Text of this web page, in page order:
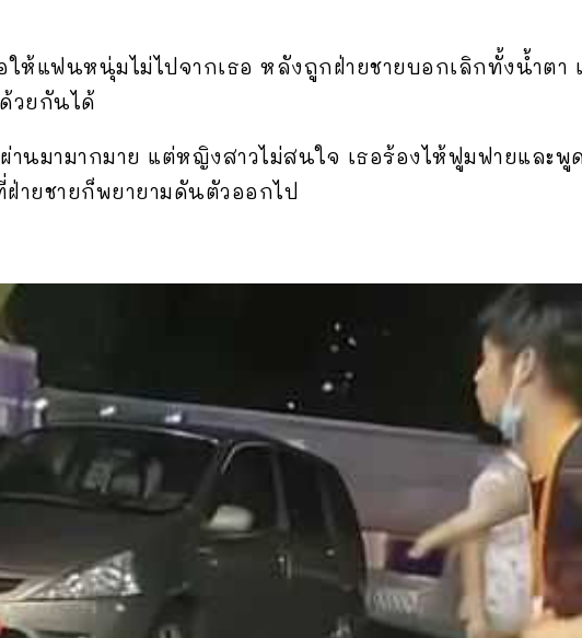
ห้แฟนหนุ่มไม่ไปจากเธอ หลังถูกฝ่ายชายบอกเลิกทั้งน้ำตา
วยกันได้
นมามากมาย แต่หญิงสาวไม่สนใจ เธอร้องไห้ฟูมฟายและ
ายชายก็พยายามดันตัวออกไป